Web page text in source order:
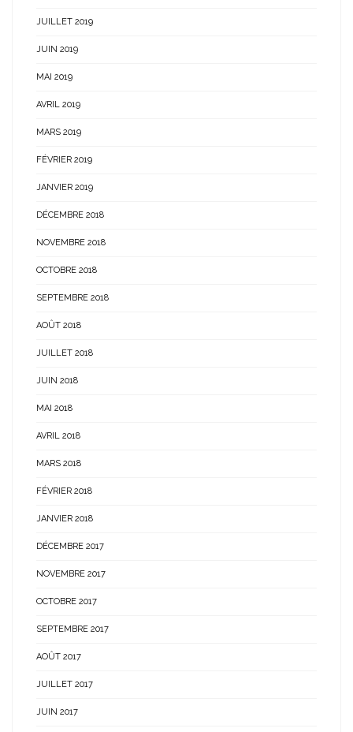
JUILLET 2019
JUIN 2019
MAI 2019
AVRIL 2019
MARS 2019
FÉVRIER 2019
JANVIER 2019
DÉCEMBRE 2018
NOVEMBRE 2018
OCTOBRE 2018
SEPTEMBRE 2018
AOÛT 2018
JUILLET 2018
JUIN 2018
MAI 2018
AVRIL 2018
MARS 2018
FÉVRIER 2018
JANVIER 2018
DÉCEMBRE 2017
NOVEMBRE 2017
OCTOBRE 2017
SEPTEMBRE 2017
AOÛT 2017
JUILLET 2017
JUIN 2017